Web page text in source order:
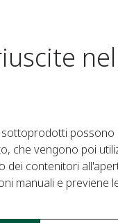
che vengono poi
dei contenitori
manuali e previene